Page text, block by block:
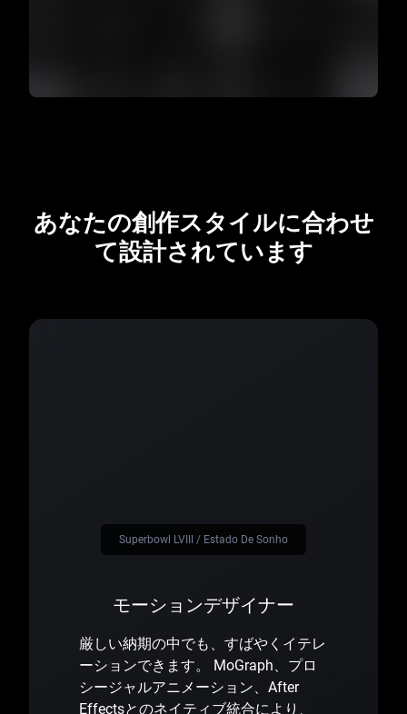
あなたの創作スタイルに合わせ
て設計されています
モーションデザイナー
厳しい納期の中でも、すばやくイテレ
ーションできます。 MoGraph、プロ
シージャルアニメーション、After
Effectsとのネイティブ統合により、
Superbowl LVIII / Estado De Sonho